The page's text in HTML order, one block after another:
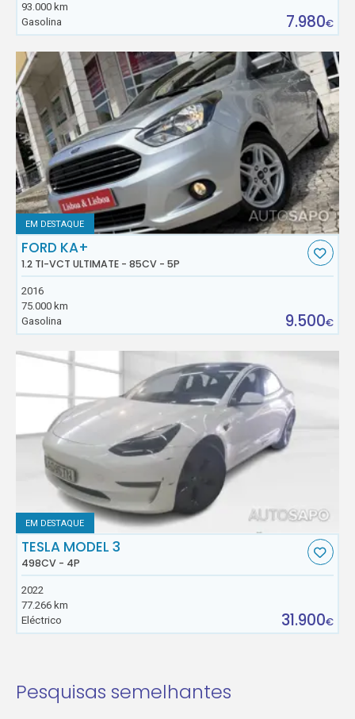
93.000 km
Gasolina
7.980€
EM DESTAQUE
FORD KA+
1.2 TI-VCT ULTIMATE - 85CV - 5P
2016
75.000 km
Gasolina
9.500€
EM DESTAQUE
TESLA MODEL 3
498CV - 4P
2022
77.266 km
Eléctrico
31.900€
Pesquisas semelhantes